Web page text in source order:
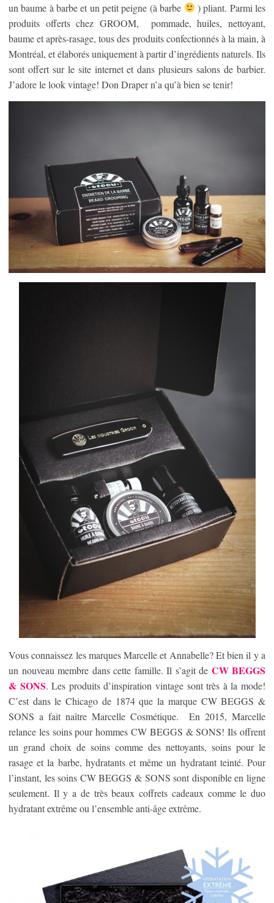
un baume à barbe et un petit peigne (à barbe
) pliant. Parmi les
produits offerts chez GROOM, pommade, huiles, nettoyant,
baume et après-rasage, tous des produits confectionnés à la main, à
Montréal, et élaborés uniquement à partir d’ingrédients naturels. Ils
sont offert sur le site internet et dans plusieurs salons de barbier.
J’adore le look vintage! Don Draper n’a qu’à bien se tenir!
Vous connaissez les marques Marcelle et Annabelle? Et bien il y a
un nouveau membre dans cette famille. Il s’agit de CW BEGGS
& SONS. Les produits d’inspiration vintage sont très à la mode!
C’est dans le Chicago de 1874 que la marque CW BEGGS &
SONS a fait naître Marcelle Cosmétique. En 2015, Marcelle
relance les soins pour hommes CW BEGGS & SONS! Ils offrent
un grand choix de soins comme des nettoyants, soins pour le
rasage et la barbe, hydratants et même un hydratant teinté. Pour
l’instant, les soins CW BEGGS & SONS sont disponible en ligne
seulement. Il y a de très beaux coffrets cadeaux comme le duo
hydratant extrême ou l’ensemble anti-âge extrême.